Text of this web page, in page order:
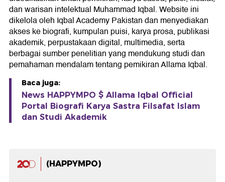
dan warisan intelektual Muhammad Iqbal. Website ini
dikelola oleh Iqbal Academy Pakistan dan menyediakan
akses ke biografi, kumpulan puisi, karya prosa, publikasi
akademik, perpustakaan digital, multimedia, serta
berbagai sumber penelitian yang mendukung studi dan
pemahaman mendalam tentang pemikiran Allama Iqbal.
Baca juga:
News HAPPYMPO $ Allama Iqbal Official
Portal Biografi Karya Sastra Filsafat Islam
dan Studi Akademik
(HAPPYMPO)